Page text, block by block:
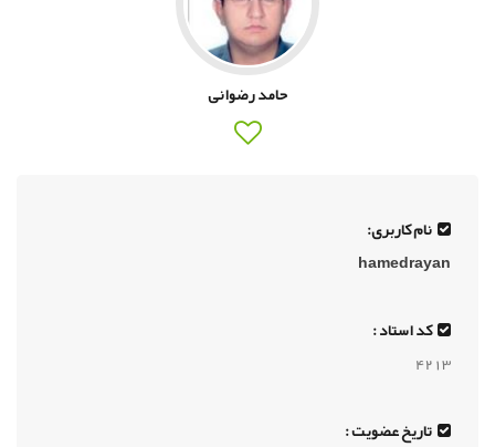
حامد رضوانی
نام کاربری:
hamedrayan
کد استاد :
4213
تاریخ عضویت :